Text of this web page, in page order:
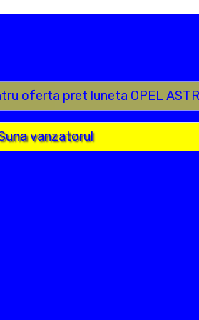
oferta pret luneta OPEL
vanzatorul